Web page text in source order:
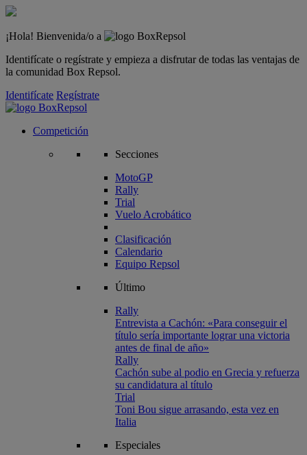
¡Hola! Bienvenida/o a
Identifícate o regístrate y empieza a disfrutar de todas las ventajas de
la comunidad Box Repsol.
Identifícate Regístrate
Competición
Secciones
MotoGP
Rally
Trial
Vuelo Acrobático
Clasificación
Calendario
Equipo Repsol
Último
Rally
Entrevista a Cachón: «Para conseguir el
título sería importante lograr una victoria
antes de final de año»
Rally
Cachón sube al podio en Grecia y refuerza
su candidatura al título
Trial
Toni Bou sigue arrasando, esta vez en
Italia
Especiales